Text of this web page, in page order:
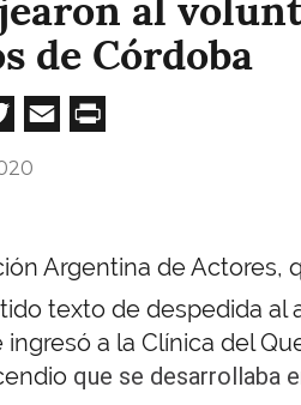
al
de Córdoba
Twitter
Email
Argentina de Actores,
texto de despedida al
a la Clínica del
que se desarrollaba